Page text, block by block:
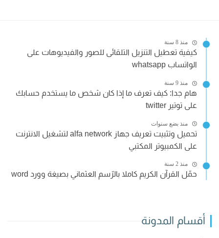
منذ 8 سنة
كيفية تعطيل التنزيل التلقائى للصور والفيديوهات على
الواتساب whatsapp
منذ 9 سنة
هام جدا: كيف تعرف ما إذا كان شخص ما يستخدم حسابك
على توتير twitter
منذ بضع سنوات
تحميل وتثبيت تعريف جهاز alfa network لتشغيل الانترنت
على الكمبيوتر المكتبي
منذ 2 سنة
حمّل القرآن الكريم كاملا بالرّسم العثماني بصيغة وورد word
أقسام المدونة